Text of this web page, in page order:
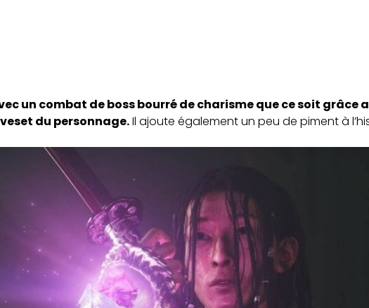
un combat de boss bourré de charisme que ce soit grâce
du personnage.Il ajoute également un peu de piment à